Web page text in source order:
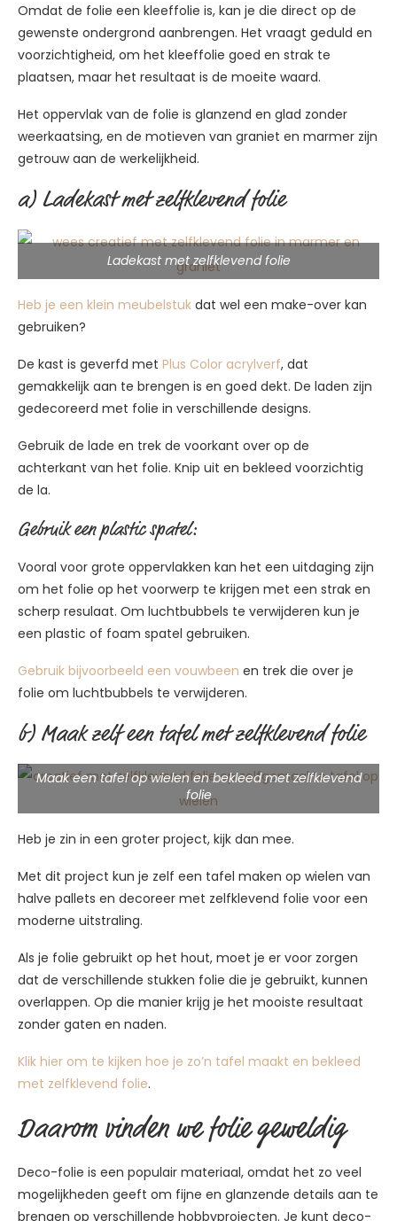
Omdat de folie een kleeffolie is, kan je die direct op de
gewenste ondergrond aanbrengen. Het vraagt geduld en
voorzichtigheid, om het kleeffolie goed en strak te
plaatsen, maar het resultaat is de moeite waard.
Het oppervlak van de folie is glanzend en glad zonder
weerkaatsing, en de motieven van graniet en marmer zijn
getrouw aan de werkelijkheid.
a) Ladekast met zelfklevend folie
Ladekast met zelfklevend folie
Heb je een klein meubelstuk dat wel een make-over kan
gebruiken?
De kast is geverfd met Plus Color acrylverf, dat
gemakkelijk aan te brengen is en goed dekt. De laden zijn
gedecoreerd met folie in verschillende designs.
Gebruik de lade en trek de voorkant over op de
achterkant van het folie. Knip uit en bekleed voorzichtig
de la.
Gebruik een plastic spatel:
Vooral voor grote oppervlakken kan het een uitdaging zijn
om het folie op het voorwerp te krijgen met een strak en
scherp resulaat. Om luchtbubbels te verwijderen kun je
een plastic of foam spatel gebruiken.
Gebruik bijvoorbeeld een vouwbeen en trek die over je
folie om luchtbubbels te verwijderen.
b) Maak zelf een tafel met zelfklevend folie
Maak een tafel op wielen en bekleed met zelfklevend
folie
Heb je zin in een groter project, kijk dan mee.
Met dit project kun je zelf een tafel maken op wielen van
halve pallets en decoreer met zelfklevend folie voor een
moderne uitstraling.
Als je folie gebruikt op het hout, moet je er voor zorgen
dat de verschillende stukken folie die je gebruikt, kunnen
overlappen. Op die manier krijg je het mooiste resultaat
zonder gaten en naden.
Klik hier om te kijken hoe je zo’n tafel maakt en bekleed
met zelfklevend folie.
Daarom vinden we folie geweldig
Deco-folie is een populair materiaal, omdat het zo veel
mogelijkheden geeft om fijne en glanzende details aan te
brengen op verschillende hobbyprojecten. Je kunt deco-